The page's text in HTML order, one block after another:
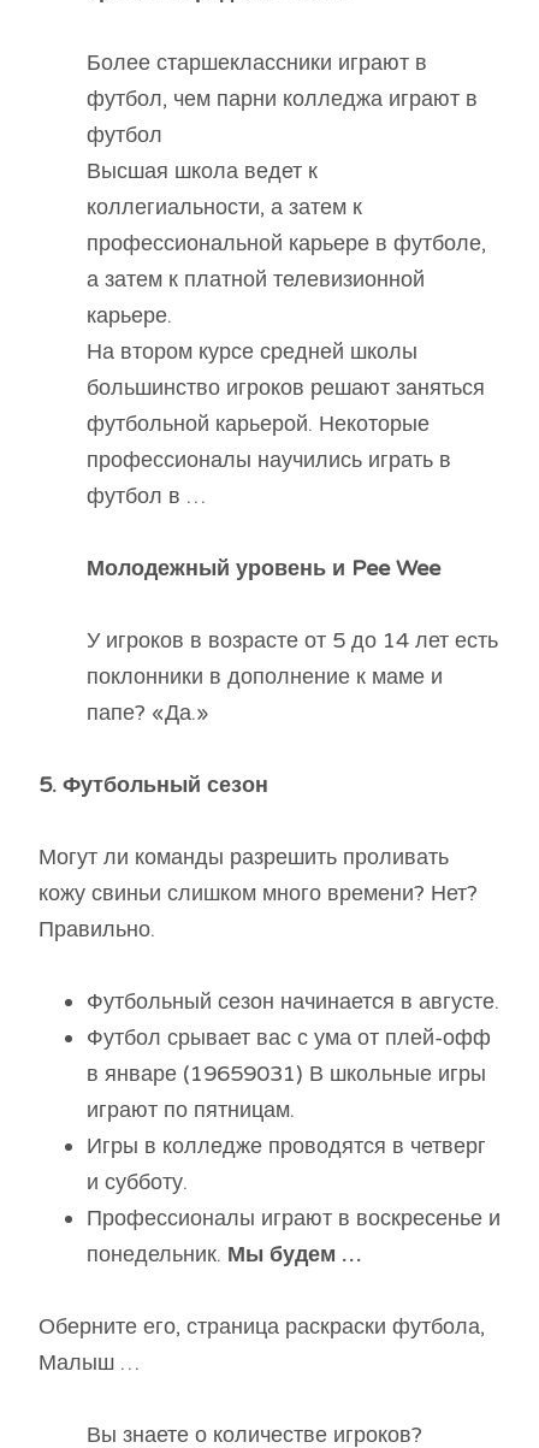
Более старшеклассники играют в
футбол, чем парни колледжа играют в
футбол
Высшая школа ведет к
коллегиальности, а затем к
профессиональной карьере в футболе,
а затем к платной телевизионной
карьере.
На втором курсе средней школы
большинство игроков решают заняться
футбольной карьерой. Некоторые
профессионалы научились играть в
футбол в …
Молодежный уровень и Pee Wee
У игроков в возрасте от 5 до 14 лет есть
поклонники в дополнение к маме и
папе? «Да.»
5. Футбольный сезон
Могут ли команды разрешить проливать
кожу свиньи слишком много времени? Нет?
Правильно.
Футбольный сезон начинается в августе.
Футбол срывает вас с ума от плей-офф
в январе (19659031) В школьные игры
играют по пятницам.
Игры в колледже проводятся в четверг
и субботу.
Профессионалы играют в воскресенье и
понедельник. Мы будем …
Оберните его, страница раскраски футбола,
Малыш …
Вы знаете о количестве игроков?